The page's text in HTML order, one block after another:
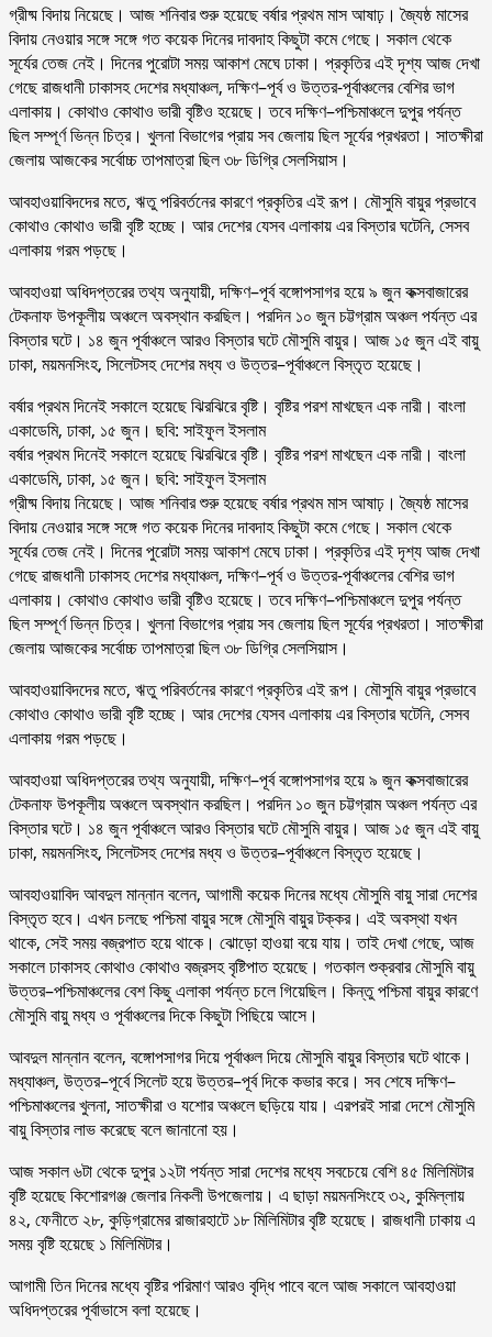
গ্রীষ্ম বিদায় নিয়েছে। আজ শনিবার শুরু হয়েছে বর্ষার প্রথম মাস আষাঢ়। জ্যৈষ্ঠ মাসের
বিদায় নেওয়ার সঙ্গে সঙ্গে গত কয়েক দিনের দাবদাহ কিছুটা কমে গেছে। সকাল থেকে
সূর্যের তেজ নেই। দিনের পুরোটা সময় আকাশ মেঘে ঢাকা। প্রকৃতির এই দৃশ্য আজ দেখা
গেছে রাজধানী ঢাকাসহ দেশের মধ্যাঞ্চল, দক্ষিণ–পূর্ব ও উত্তর-পূর্বাঞ্চলের বেশির ভাগ
এলাকায়। কোথাও কোথাও ভারী বৃষ্টিও হয়েছে। তবে দক্ষিণ–পশ্চিমাঞ্চলে দুপুর পর্যন্ত
ছিল সম্পূর্ণ ভিন্ন চিত্র। খুলনা বিভাগের প্রায় সব জেলায় ছিল সূর্যের প্রখরতা। সাতক্ষীরা
জেলায় আজকের সর্বোচ্চ তাপমাত্রা ছিল ৩৮ ডিগ্রি সেলসিয়াস।
আবহাওয়াবিদদের মতে, ঋতু পরিবর্তনের কারণে প্রকৃতির এই রূপ। মৌসুমি বায়ুর প্রভাবে
কোথাও কোথাও ভারী বৃষ্টি হচ্ছে। আর দেশের যেসব এলাকায় এর বিস্তার ঘটেনি, সেসব
এলাকায় গরম পড়ছে।
আবহাওয়া অধিদপ্তরের তথ্য অনুযায়ী, দক্ষিণ–পূর্ব বঙ্গোপসাগর হয়ে ৯ জুন কক্সবাজারের
টেকনাফ উপকূলীয় অঞ্চলে অবস্থান করছিল। পরদিন ১০ জুন চট্টগ্রাম অঞ্চল পর্যন্ত এর
বিস্তার ঘটে। ১৪ জুন পূর্বাঞ্চলে আরও বিস্তার ঘটে মৌসুমি বায়ুর। আজ ১৫ জুন এই বায়ু
ঢাকা, ময়মনসিংহ, সিলেটসহ দেশের মধ্য ও উত্তর–পূর্বাঞ্চলে বিস্তৃত হয়েছে।
বর্ষার প্রথম দিনেই সকালে হয়েছে ঝিরঝিরে বৃষ্টি। বৃষ্টির পরশ মাখছেন এক নারী। বাংলা
একাডেমি, ঢাকা, ১৫ জুন। ছবি: সাইফুল ইসলাম
বর্ষার প্রথম দিনেই সকালে হয়েছে ঝিরঝিরে বৃষ্টি। বৃষ্টির পরশ মাখছেন এক নারী। বাংলা
একাডেমি, ঢাকা, ১৫ জুন। ছবি: সাইফুল ইসলাম
গ্রীষ্ম বিদায় নিয়েছে। আজ শনিবার শুরু হয়েছে বর্ষার প্রথম মাস আষাঢ়। জ্যৈষ্ঠ মাসের
বিদায় নেওয়ার সঙ্গে সঙ্গে গত কয়েক দিনের দাবদাহ কিছুটা কমে গেছে। সকাল থেকে
সূর্যের তেজ নেই। দিনের পুরোটা সময় আকাশ মেঘে ঢাকা। প্রকৃতির এই দৃশ্য আজ দেখা
গেছে রাজধানী ঢাকাসহ দেশের মধ্যাঞ্চল, দক্ষিণ–পূর্ব ও উত্তর-পূর্বাঞ্চলের বেশির ভাগ
এলাকায়। কোথাও কোথাও ভারী বৃষ্টিও হয়েছে। তবে দক্ষিণ–পশ্চিমাঞ্চলে দুপুর পর্যন্ত
ছিল সম্পূর্ণ ভিন্ন চিত্র। খুলনা বিভাগের প্রায় সব জেলায় ছিল সূর্যের প্রখরতা। সাতক্ষীরা
জেলায় আজকের সর্বোচ্চ তাপমাত্রা ছিল ৩৮ ডিগ্রি সেলসিয়াস।
আবহাওয়াবিদদের মতে, ঋতু পরিবর্তনের কারণে প্রকৃতির এই রূপ। মৌসুমি বায়ুর প্রভাবে
কোথাও কোথাও ভারী বৃষ্টি হচ্ছে। আর দেশের যেসব এলাকায় এর বিস্তার ঘটেনি, সেসব
এলাকায় গরম পড়ছে।
আবহাওয়া অধিদপ্তরের তথ্য অনুযায়ী, দক্ষিণ–পূর্ব বঙ্গোপসাগর হয়ে ৯ জুন কক্সবাজারের
টেকনাফ উপকূলীয় অঞ্চলে অবস্থান করছিল। পরদিন ১০ জুন চট্টগ্রাম অঞ্চল পর্যন্ত এর
বিস্তার ঘটে। ১৪ জুন পূর্বাঞ্চলে আরও বিস্তার ঘটে মৌসুমি বায়ুর। আজ ১৫ জুন এই বায়ু
ঢাকা, ময়মনসিংহ, সিলেটসহ দেশের মধ্য ও উত্তর–পূর্বাঞ্চলে বিস্তৃত হয়েছে।
আবহাওয়াবিদ আবদুল মান্নান বলেন, আগামী কয়েক দিনের মধ্যে মৌসুমি বায়ু সারা দেশের
বিস্তৃত হবে। এখন চলছে পশ্চিমা বায়ুর সঙ্গে মৌসুমি বায়ুর টক্কর। এই অবস্থা যখন
থাকে, সেই সময় বজ্রপাত হয়ে থাকে। ঝোড়ো হাওয়া বয়ে যায়। তাই দেখা গেছে, আজ
সকালে ঢাকাসহ কোথাও কোথাও বজ্রসহ বৃষ্টিপাত হয়েছে। গতকাল শুক্রবার মৌসুমি বায়ু
উত্তর–পশ্চিমাঞ্চলের বেশ কিছু এলাকা পর্যন্ত চলে গিয়েছিল। কিন্তু পশ্চিমা বায়ুর কারণে
মৌসুমি বায়ু মধ্য ও পূর্বাঞ্চলের দিকে কিছুটা পিছিয়ে আসে।
আবদুল মান্নান বলেন, বঙ্গোপসাগর দিয়ে পূর্বাঞ্চল দিয়ে মৌসুমি বায়ুর বিস্তার ঘটে থাকে।
মধ্যাঞ্চল, উত্তর–পূর্বে সিলেট হয়ে উত্তর–পূর্ব দিকে কভার করে। সব শেষে দক্ষিণ–
পশ্চিমাঞ্চলের খুলনা, সাতক্ষীরা ও যশোর অঞ্চলে ছড়িয়ে যায়। এরপরই সারা দেশে মৌসুমি
বায়ু বিস্তার লাভ করেছে বলে জানানো হয়।
আজ সকাল ৬টা থেকে দুপুর ১২টা পর্যন্ত সারা দেশের মধ্যে সবচেয়ে বেশি ৪৫ মিলিমিটার
বৃষ্টি হয়েছে কিশোরগঞ্জ জেলার নিকলী উপজেলায়। এ ছাড়া ময়মনসিংহে ৩২, কুমিল্লায়
৪২, ফেনীতে ২৮, কুড়িগ্রামের রাজারহাটে ১৮ মিলিমিটার বৃষ্টি হয়েছে। রাজধানী ঢাকায় এ
সময় বৃষ্টি হয়েছে ১ মিলিমিটার।
আগামী তিন দিনের মধ্যে বৃষ্টির পরিমাণ আরও বৃদ্ধি পাবে বলে আজ সকালে আবহাওয়া
অধিদপ্তরের পূর্বাভাসে বলা হয়েছে।